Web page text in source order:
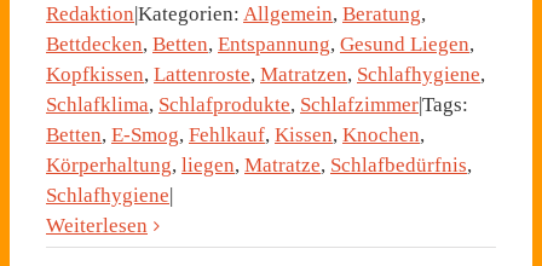
Redaktion Kategorien: Allgemein, Beratung,
Bettdecken, Betten, Entspannung, Gesund Liegen,
Kopfkissen, Lattenroste, Matratzen, Schlafhygiene,
Schlafklima, Schlafprodukte, SchlafzimmerTags:
Betten, E-Smog, Fehlkauf, Kissen, Knochen,
Körperhaltung, liegen, Matratze, Schlafbedürfnis,
Schlafhygiene
Weiterlesen